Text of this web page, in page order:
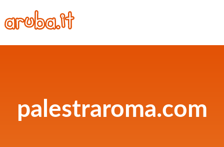
palestraroma.com